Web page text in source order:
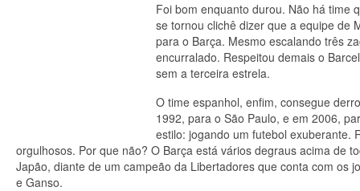
Foi bom enquanto durou. Não há time
se tornou clichê dizer que a equipe de
para o Barça. Mesmo escalando três
encurralado. Respeitou demais o
sem a terceira estrela.
O time espanhol, enfim, consegue
1992, para o São Paulo, e em 2006,
estilo: jogando um futebol exuberante.
orgulhosos. Por que não? O Barça está vários degraus acima de
Japão, diante de um campeão da Libertadores que conta com os
e Ganso.